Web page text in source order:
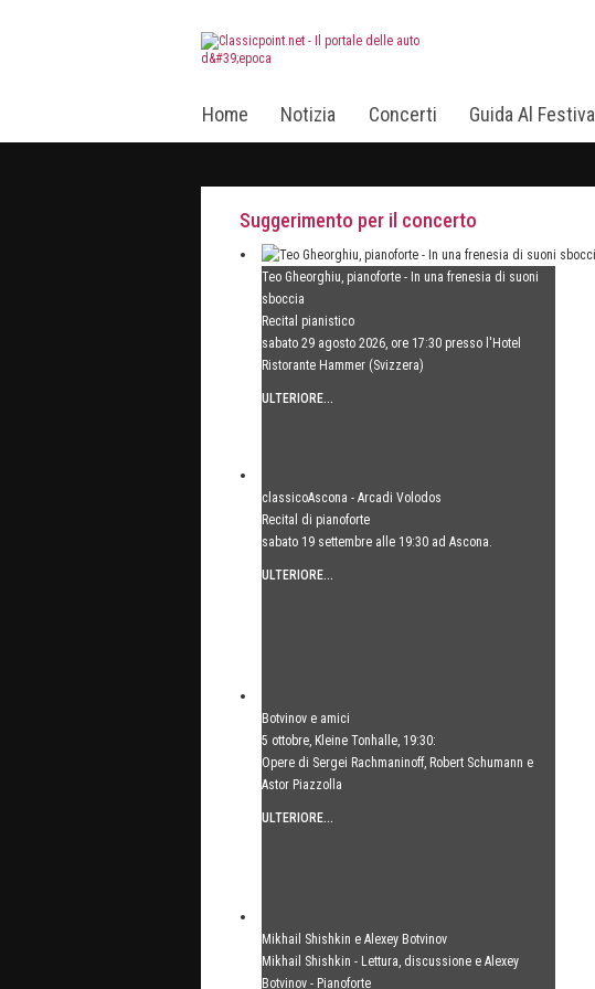
Home Notizia Concerti Guida Al Festival
Suggerimento per il concerto
Teo Gheorghiu, pianoforte - In una frenesia di suoni
sboccia
Recital pianistico
sabato 29 agosto 2026, ore 17:30 presso l'Hotel
Ristorante Hammer (Svizzera)
ULTERIORE...
classicoAscona - Arcadi Volodos
Recital di pianoforte
sabato 19 settembre alle 19:30 ad Ascona.
ULTERIORE...
Botvinov e amici
5 ottobre, Kleine Tonhalle, 19:30:
Opere di Sergei Rachmaninoff, Robert Schumann e
Astor Piazzolla
ULTERIORE...
Mikhail Shishkin e Alexey Botvinov
Mikhail Shishkin - Lettura, discussione e Alexey
Botvinov - Pianoforte